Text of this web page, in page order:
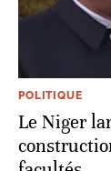
POLITIQUE
Le Niger